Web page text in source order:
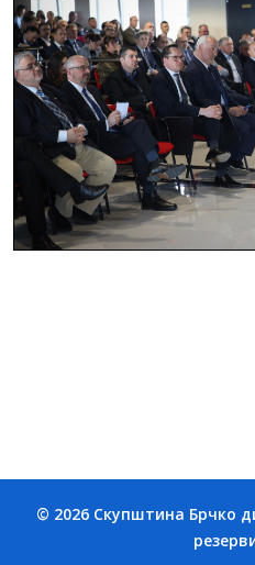
© 2026 Скупштина Брчко